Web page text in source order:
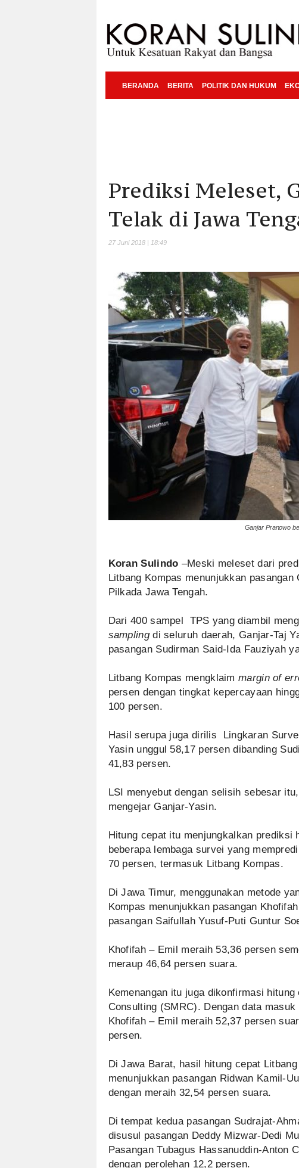
BERANDA BERITA POLITIK DAN HUKUM
Prediksi Meleset,
Telak di Jawa
27 Juni 2018 | 18:49
Ganjar Pranowo
Koran Sulindo –Meski meleset dari
Litbang Kompas menunjukkan
Pilkada Jawa Tengah.
Dari 400 sampel TPS yang diambil
samplingdi seluruh daerah, Ganjar-Taj
pasangan Sudirman Said-Ida Fauziyah
Litbang Kompas mengklaim margin of
persen dengan tingkat kepercayaan
100 persen.
Hasil serupa juga dirilis Lingkaran
Yasin unggul 58,17 persen dibanding
41,83 persen.
LSI menyebut dengan selisih sebesar
mengejar Ganjar-Yasin.
Hitung cepat itu menjungkalkan
beberapa lembaga survei yang
70 persen, termasuk Litbang Kompas.
Di Jawa Timur, menggunakan metode
Kompas menunjukkan pasangan
pasangan Saifullah Yusuf-Puti Guntur
Khofifah – Emil meraih 53,36 persen
meraup 46,64 persen suara.
Kemenangan itu juga dikonfirmasi
Consulting (SMRC). Dengan data
Khofifah – Emil meraih 52,37 persen
persen.
Di Jawa Barat, hasil hitung cepat
menunjukkan pasangan Ridwan Kamil-
dengan meraih 32,54 persen suara.
Di tempat kedua pasangan Sudrajat-
disusul pasangan Deddy Mizwar-Dedi
Pasangan Tubagus Hassanuddin-Anton
dengan perolehan 12,2 persen.